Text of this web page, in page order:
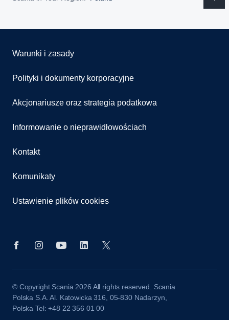
Warunki i zasady
Polityki i dokumenty korporacyjne
Akcjonariusze oraz strategia podatkowa
Informowanie o nieprawidłowościach
Kontakt
Komunikaty
Ustawienie plików cookies
© Copyright Scania 2026 All rights reserved. Scania
Polska S.A. Al. Katowicka 316, 05-830 Nadarzyn,
Polska Tel: +48 22 356 01 00